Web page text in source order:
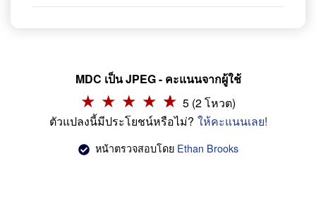
MDC เป็น JPEG - คะแนนจากผู้ใช้
5 (2 โหวต)
ตัวแปลงนี้มีประโยชน์หรือไม่? ให้คะแนนเลย!
หน้าตรวจสอบโดย Ethan Brooks